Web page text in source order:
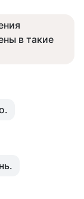
в такие